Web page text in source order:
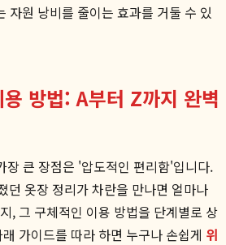
자원 낭비를 줄이는 효과를 거둘 수 있
방법: A부터 Z까지 완벽
장 큰 장점은 '압도적인 편리함'입니다.
던 옷장 정리가 차란을 만나면 얼마나
, 그 구체적인 이용 방법을 단계별로 상
가이드를 따라 하면 누구나 손쉽게 위